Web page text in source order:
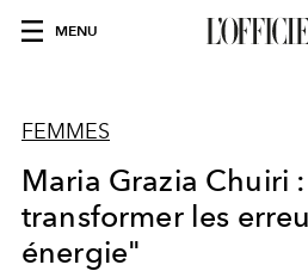
MENU
FEMMES
Maria Grazia Chuiri
transformer les
énergie"